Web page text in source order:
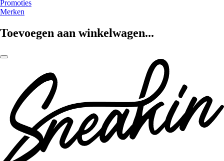
Promoties
Merken
Toevoegen aan winkelwagen...